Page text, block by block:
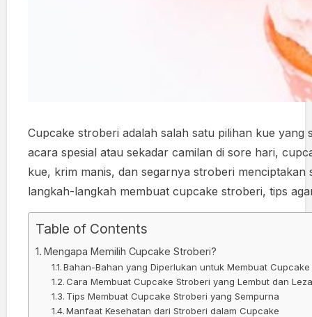
Cupcake stroberi adalah salah satu pilihan kue yang
acara spesial atau sekadar camilan di sore hari,
kue, krim manis, dan segarnya stroberi
langkah-langkah membuat cupcake stroberi, tips
Table of Contents
Mengapa Memilih Cupcake Stroberi?
Bahan-Bahan yang Diperlukan untuk Membuat
Cara Membuat Cupcake Stroberi yang Lembut dan
Tips Membuat Cupcake Stroberi yang Sempurna
Manfaat Kesehatan dari Stroberi dalam Cupcake